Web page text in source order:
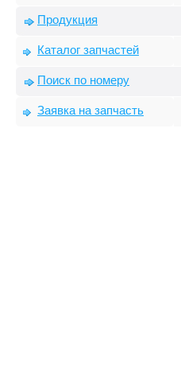
Продукция
Каталог запчастей
Поиск по номеру
Заявка на запчасть